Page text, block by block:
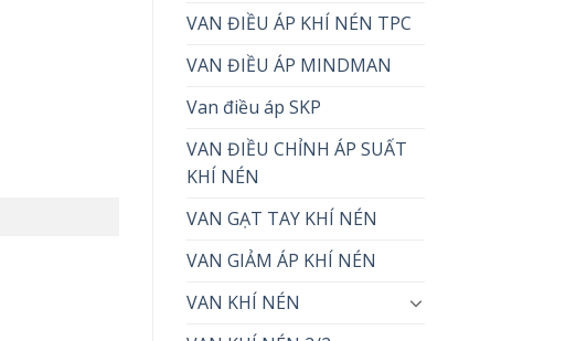
VAN ĐIỀU ÁP KHÍ NÉN TPC
VAN ĐIỀU ÁP MINDMAN
Van điều áp SKP
VAN ĐIỀU CHỈNH ÁP SUẤT
KHÍ NÉN
VAN GẠT TAY KHÍ NÉN
VAN GIẢM ÁP KHÍ NÉN
VAN KHÍ NÉN